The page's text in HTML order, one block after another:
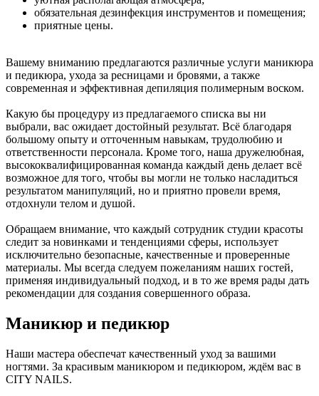
обязательная дезинфекция инструментов и помещения;
приятные цены.
Вашему вниманию предлагаются различные услуги маникюра
и педикюра, ухода за ресницами и бровями, а также
современная и эффективная депиляция полимерным воском.
Какую бы процедуру из предлагаемого списка вы ни
выбрали, вас ожидает достойный результат. Всё благодаря
большому опыту и отточенным навыкам, трудолюбию и
ответственности персонала. Кроме того, наша дружелюбная,
высококвалифицированная команда каждый день делает всё
возможное для того, чтобы вы могли не только насладиться
результатом манипуляций, но и приятно провели время,
отдохнули телом и душой.
Обращаем внимание, что каждый сотрудник студии красоты
следит за новинками и тенденциями сферы, использует
исключительно безопасные, качественные и проверенные
материалы. Мы всегда следуем пожеланиям наших гостей,
применяя индивидуальный подход, и в то же время рады дать
рекомендации для создания совершенного образа.
Маникюр и педикюр
Наши мастера обеспечат качественный уход за вашими
ногтями. За красивым маникюром и педикюром, ждём вас в
CITY NAILS.